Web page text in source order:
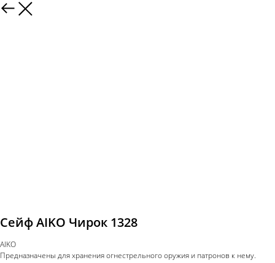
Сейф AIKO Чирок 1328
AIKO
Предназначены для хранения огнестрельного оружия и патронов к нему.